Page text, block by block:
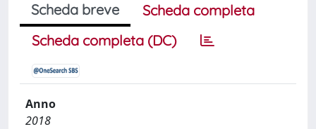
Scheda breve
Scheda completa
Scheda completa (DC)
Anno
2018